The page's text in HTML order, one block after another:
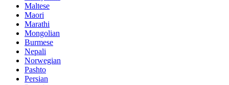
Maltese
Maori
Marathi
Mongolian
Burmese
Nepali
Norwegian
Pashto
Persian